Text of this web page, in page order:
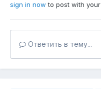
sign in now to post with
Ответить в тему...